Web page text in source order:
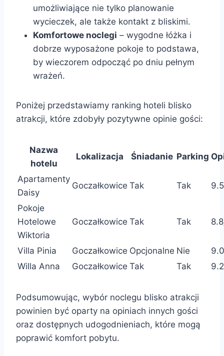
umożliwiające nie tylko planowanie
wycieczek, ale także kontakt z bliskimi.
Komfortowe noclegi – wygodne łóżka i
dobrze wyposażone pokoje to podstawa,
by wieczorem odpocząć po dniu pełnym
wrażeń.
Poniżej przedstawiamy ranking hoteli blisko
atrakcji, które zdobyły pozytywne opinie gości:
Nazwa
hotelu
Lokalizacja Śniadanie Parking
Apartamenty
Daisy
Goczałkowice Tak Tak
Pokoje
Hotelowe
Wiktoria
Goczałkowice Tak Tak
Villa Pinia Goczałkowice Opcjonalne Nie
Willa Anna
Goczałkowice Tak Tak
Podsumowując, wybór noclegu blisko atrakcji
powinien być oparty na opiniach innych gości
oraz dostępnych udogodnieniach, które mogą
poprawić komfort pobytu.